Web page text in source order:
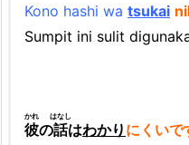
Kono hashi wa tsukai
Sumpit ini sulit
彼
かれ
の話
はなし
はわかり にくいで